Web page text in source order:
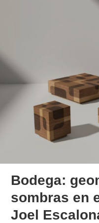
Bodega:
sombras en
Joel